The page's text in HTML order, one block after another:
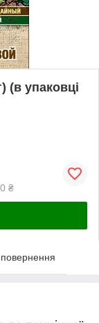
(в упаковці
₴